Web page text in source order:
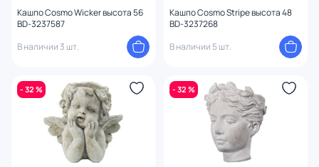
Кашпо Cosmo Wicker высота 56
BD-3237587
В наличии 3 шт.
Кашпо Cosmo Stripe высота 48
BD-3237268
В наличии 5 шт.
- 32 % - 32 %